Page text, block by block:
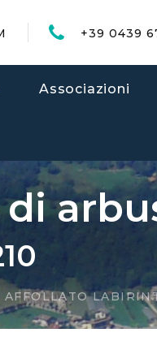
+39 0439
Associazioni
AFFOLLATO